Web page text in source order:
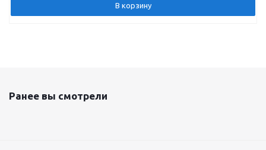
В корзину
Ранее вы смотрели